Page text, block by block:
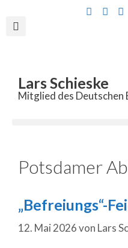
Lars Schieske
Mitglied des Deutschen
Potsdamer
„Befreiungs“-
12. Mai 2026von Lars